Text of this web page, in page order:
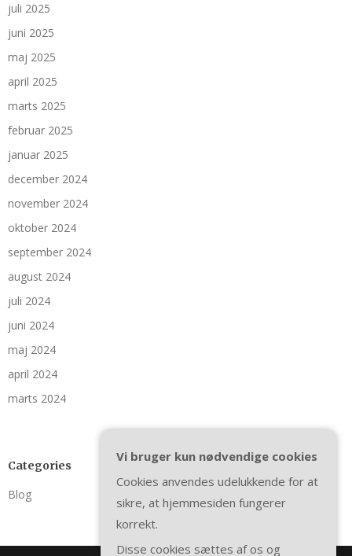
juli 2025
juni 2025
maj 2025
april 2025
marts 2025
februar 2025
januar 2025
december 2024
november 2024
oktober 2024
september 2024
august 2024
juli 2024
juni 2024
maj 2024
april 2024
marts 2024
Categories
Blog
Vi bruger kun nødvendige cookies
Cookies anvendes udelukkende for at
sikre, at hjemmesiden fungerer
korrekt.
Disse cookies sættes af os og